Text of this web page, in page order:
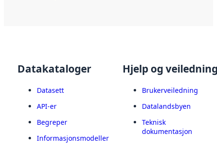
Datakataloger
Datasett
API-er
Begreper
Informasjonsmodeller
Hjelp og
Brukerveiledning
Datalandsbyen
Teknisk
dokumentasjon